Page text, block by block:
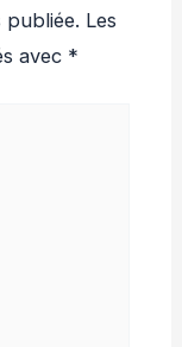
publiée. Les
avec *